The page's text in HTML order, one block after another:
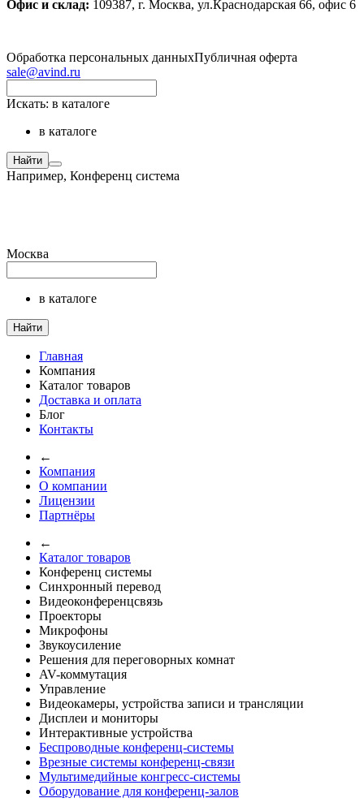
Офис и склад: 109387, г. Москва, ул.Краснодарская 66, офис 6
Обработка персональных данныхПубличная оферта
sale@avind.ru
Искать: в каталоге
в каталоге
Найти
Например, Конференц система
Москва
в каталоге
Найти
Главная
Компания
Каталог товаров
Доставка и оплата
Блог
Контакты
←
Компания
О компании
Лицензии
Партнёры
←
Каталог товаров
Конференц системы
Синхронный перевод
Видеоконференцсвязь
Проекторы
Микрофоны
Звукоусиление
Решения для переговорных комнат
AV-коммутация
Управление
Видеокамеры, устройства записи и трансляции
Дисплеи и мониторы
Интерактивные устройства
Беспроводные конференц-системы
Врезные системы конференц-связи
Мультимедийные конгресс-системы
Оборудование для конференц-залов